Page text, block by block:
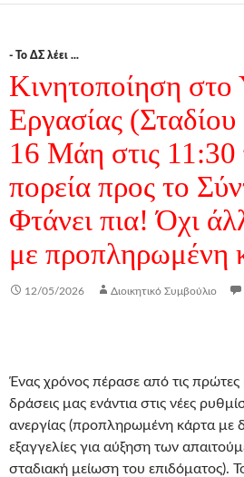
- Το ΔΣ λέει ...
Κινητοποίηση στο
Εργασίας
16 Μάη στις 11:30
πορεία προς το
Φτάνει πια! Όχι
με προπληρωμένη
12/05/2026 Διοικητικό Συμβούλιο
Ένας χρόνος πέρασε από τις πρώτες
δράσεις μας ενάντια στις νέες
ανεργίας (προπληρωμένη κάρτα με
εξαγγελίες για αύξηση των
σταδιακή μείωση του επιδόματος).